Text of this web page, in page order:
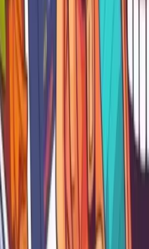
A cada uno de estos
personalizadas, se podria
poceso ajax utilizando
Creamos un proceso en la
llamada ajax”